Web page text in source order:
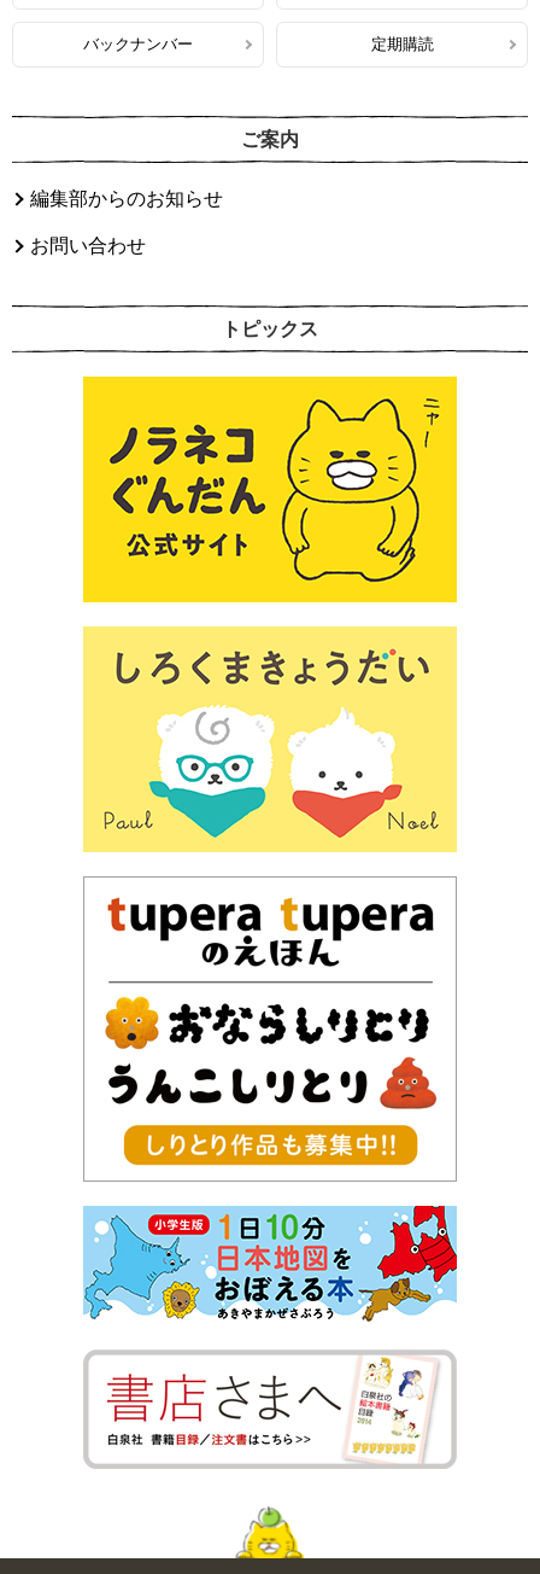
バックナンバー 定期購読
ご案内
編集部からのお知らせ
お問い合わせ
トピックス